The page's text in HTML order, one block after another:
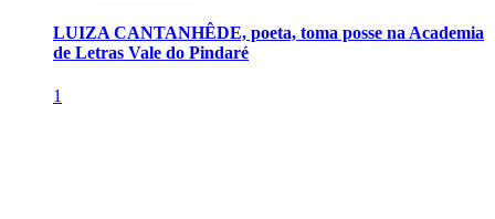
LUIZA CANTANHÊDE, poeta, toma posse na Academia
de Letras Vale do Pindaré
1